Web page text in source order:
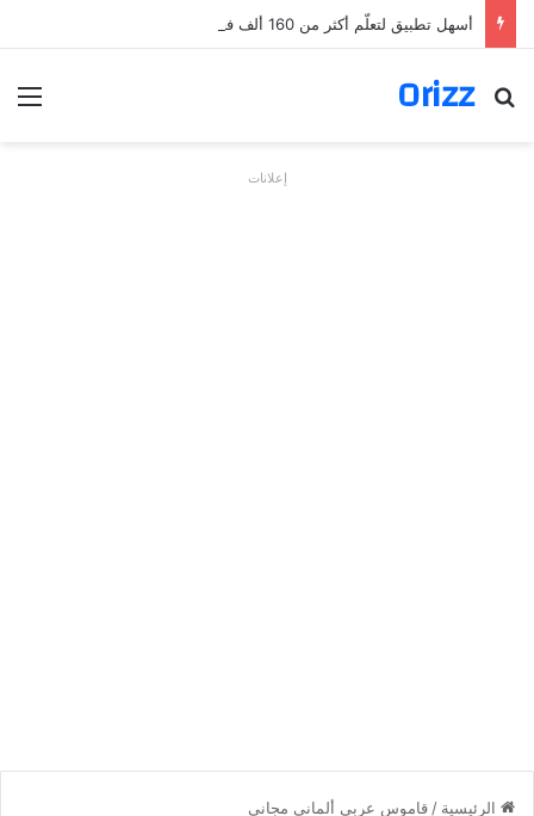
أسهل تطبيق لتعلّم أكثر من 160 ألف فعل بالألمانية
Orizz
بحث عن
إعلانات
الرئيسية / قاموس عربي ألماني مجاني